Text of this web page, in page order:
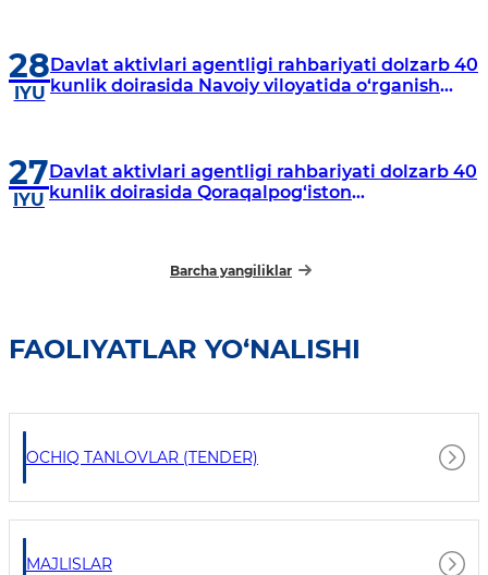
28
IYU
Davlat aktivlari agentligi rahbariyati dolzarb 40
kunlik doirasida Navoiy viloyatida o‘rganish
27
IYU
Davlat aktivlari agentligi rahbariyati dolzarb 40
kunlik doirasida Qoraqalpog‘iston
Barcha yangiliklar
FAOLIYATLAR YO‘NALISHI
OCHIQ TANLOVLAR (TENDER)
MAJLISLAR